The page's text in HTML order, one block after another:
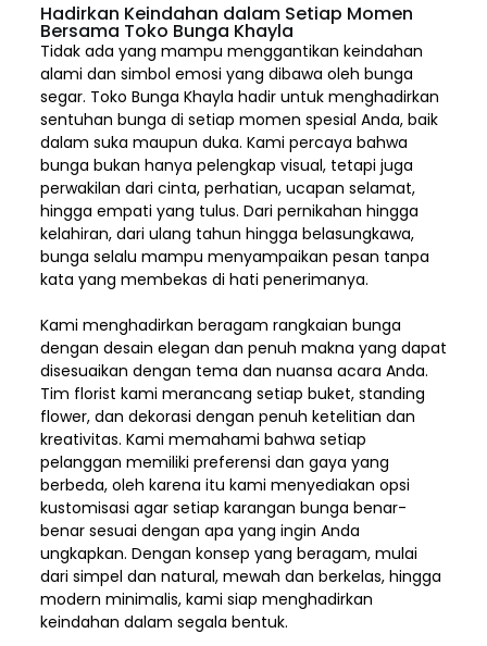
Hadirkan Keindahan dalam Setiap Momen
Bersama Toko Bunga Khayla
Tidak ada yang mampu menggantikan keindahan
alami dan simbol emosi yang dibawa oleh bunga
segar. Toko Bunga Khayla hadir untuk menghadirkan
sentuhan bunga di setiap momen spesial Anda, baik
dalam suka maupun duka. Kami percaya bahwa
bunga bukan hanya pelengkap visual, tetapi juga
perwakilan dari cinta, perhatian, ucapan selamat,
hingga empati yang tulus. Dari pernikahan hingga
kelahiran, dari ulang tahun hingga belasungkawa,
bunga selalu mampu menyampaikan pesan tanpa
kata yang membekas di hati penerimanya.
Kami menghadirkan beragam rangkaian bunga
dengan desain elegan dan penuh makna yang dapat
disesuaikan dengan tema dan nuansa acara Anda.
Tim florist kami merancang setiap buket, standing
flower, dan dekorasi dengan penuh ketelitian dan
kreativitas. Kami memahami bahwa setiap
pelanggan memiliki preferensi dan gaya yang
berbeda, oleh karena itu kami menyediakan opsi
kustomisasi agar setiap karangan bunga benar-
benar sesuai dengan apa yang ingin Anda
ungkapkan. Dengan konsep yang beragam, mulai
dari simpel dan natural, mewah dan berkelas, hingga
modern minimalis, kami siap menghadirkan
keindahan dalam segala bentuk.